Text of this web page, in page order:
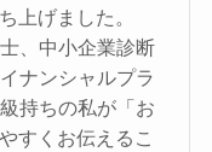
上げました。
、中小企業診断
ナンシャルプラ
持ちの私が「お
すくお伝えるこ